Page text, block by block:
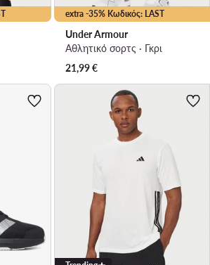
extra -35% Κωδικός: LAST
Under Armour
Αθλητικό σορτς · Γκρι
21,99€